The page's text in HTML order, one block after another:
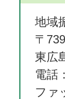
地域
〒
東広
電話
ファ